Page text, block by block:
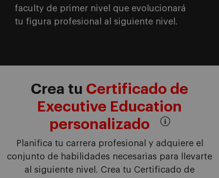
faculty de primer nivel que evolucionará
tu figura profesional al siguiente nivel.
Crea tu Certificado de
Executive Education
personalizado
Planifica tu carrera profesional y adquiere el
conjunto de habilidades necesarias para llevarte
al siguiente nivel. Crea tu Certificado de